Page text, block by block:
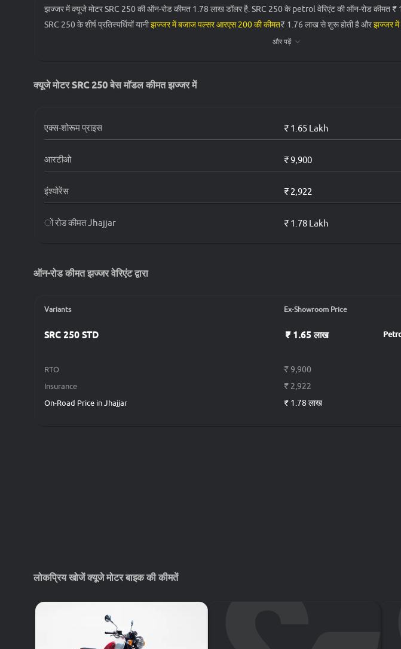
झज्जर में क्यूजे मोटर SRC 250 की ऑन-रोड कीमत 1.78 लाख डॉलर है. SRC 250 के petrol वेरिएंट की ऑन-रोड कीमत ₹
SRC 250 के शीर्ष प्रतिस्पर्धियों यानीझज्जर में बजाज पल्सर आरएस 200 की कीमत₹ 1.76 लाख से शुरू होती है औरझज्जर में
क्यूजे मोटर SRC 250 STD
और पढ़ें
क्यूजे मोटर SRC 250 बेस मॉडल कीमत झज्जर में
एक्स-शोरूम प्राइस ₹ 1.65 Lakh
आरटीओ ₹ 9,900
इंश्योरेंस ₹ 2,922
ों रोड कीमत Jhajjar ₹ 1.78 Lakh
ऑन-रोड कीमत झज्जर वेरिएंट द्वारा
Variants Ex-Showroom Price
SRC 250 STD ₹ 1.65 लाख
RTO
₹ 9,900
Insurance
₹ 2,922
On-Road Price in Jhajjar
₹ 1.78 लाख
लोकप्रिय खोजें क्यूजे मोटर बाइक की कीमतें